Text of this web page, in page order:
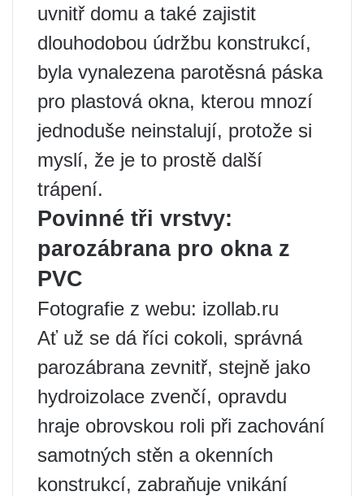
uvnitř domu a také zajistit
dlouhodobou údržbu konstrukcí,
byla vynalezena parotěsná páska
pro plastová okna, kterou mnozí
jednoduše neinstalují, protože si
myslí, že je to prostě další
trápení.
Povinné tři vrstvy:
parozábrana pro okna z
PVC
Fotografie z webu: izollab.ru
Ať už se dá říci cokoli, správná
parozábrana zevnitř, stejně jako
hydroizolace zvenčí, opravdu
hraje obrovskou roli při zachování
samotných stěn a okenních
konstrukcí, zabraňuje vnikání